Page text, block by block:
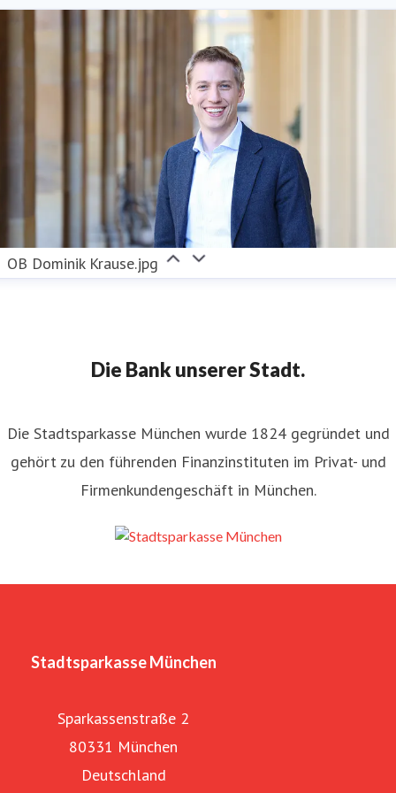
OB Dominik Krause.jpg
Die Bank unserer Stadt.
Die Stadtsparkasse München wurde 1824 gegründet und
gehört zu den führenden Finanzinstituten im Privat- und
Firmenkundengeschäft in München.
Stadtsparkasse München
Sparkassenstraße 2
80331 München
Deutschland